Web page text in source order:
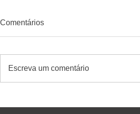
Supermercado Madi,
Comentários
Escreva um comentário